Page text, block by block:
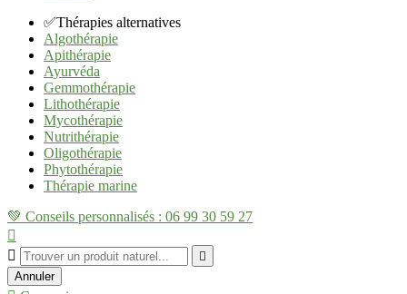
✅Thérapies alternatives
Algothérapie
Apithérapie
Ayurvéda
Gemmothérapie
Lithothérapie
Mycothérapie
Nutrithérapie
Oligothérapie
Phytothérapie
Thérapie marine
💚 Conseils personnalisés : 06 99 30 59 27



Annuler